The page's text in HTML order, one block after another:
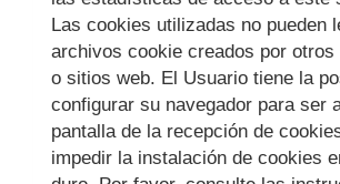
Las cookies utilizadas no pueden
archivos cookie creados por otros
o sitios web. El Usuario tiene la
configurar su navegador para ser
pantalla de la recepción de
impedir la instalación de cookies